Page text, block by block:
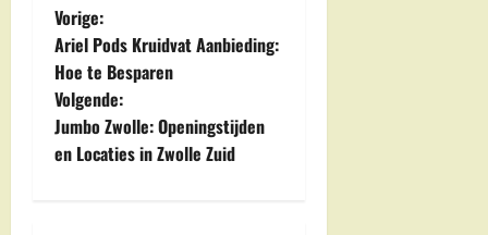
B
e
r
i
Vorige:
Ariel Pods Kruidvat Aanbieding:
Hoe te Besparen
Volgende:
Jumbo Zwolle: Openingstijden
en Locaties in Zwolle Zuid